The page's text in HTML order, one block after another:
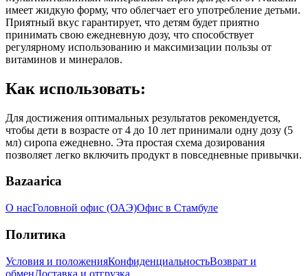
имеет жидкую форму, что облегчает его употребление детьми.
Приятный вкус гарантирует, что детям будет приятно
принимать свою ежедневную дозу, что способствует
регулярному использованию и максимизации пользы от
витаминов и минералов.
Как использовать:
Для достижения оптимальных результатов рекомендуется,
чтобы дети в возрасте от 4 до 10 лет принимали одну дозу (5
мл) сиропа ежедневно. Эта простая схема дозирования
позволяет легко включить продукт в повседневные привычки.
Bazaarica
О насГоловной офис (ОАЭ)Офис в Стамбуле
Политика
Условия и положенияКонфиденциальностьВозврат и
обменДоставка и отгрузка